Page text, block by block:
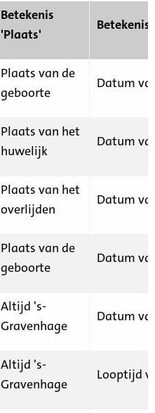
Betekenis
'Plaats'
Plaats van de
geboorte
Datum
Plaats van het
huwelijk
Datum
Plaats van het
overlijden
Datum
Plaats van de
geboorte
Datum
Altijd 's-
Gravenhage
Datum
Altijd 's-
Gravenhage
Looptijd